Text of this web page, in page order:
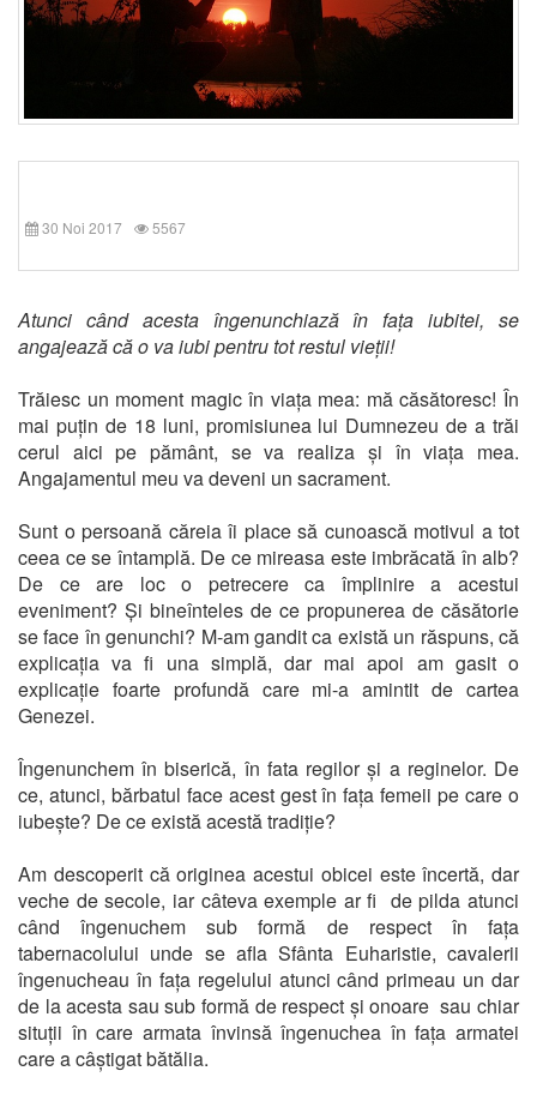
30 Noi 2017 5567
Atunci când acesta îngenunchiază în fața iubitei, se
angajează că o va iubi pentru tot restul vieții!
Trăiesc un moment magic în viața mea: mă căsătoresc! În
mai puțin de 18 luni, promisiunea lui Dumnezeu de a trăi
cerul aici pe pământ, se va realiza și în viața mea.
Angajamentul meu va deveni un sacrament.
Sunt o persoană căreia îi place să cunoască motivul a tot
ceea ce se întamplă. De ce mireasa este imbrăcată în alb?
De ce are loc o petrecere ca împlinire a acestui
eveniment? Și bineînteles de ce propunerea de căsătorie
se face în genunchi? M-am gandit ca există un răspuns, că
explicația va fi una simplă, dar mai apoi am gasit o
explicație foarte profundă care mi-a amintit de cartea
Genezei.
Îngenunchem în biserică, în fata regilor și a reginelor. De
ce, atunci, bărbatul face acest gest în fața femeii pe care o
iubește? De ce există acestă tradiție?
Am descoperit că originea acestui obicei este încertă, dar
veche de secole, iar câteva exemple ar fi de pilda atunci
când îngenuchem sub formă de respect în fața
tabernacolului unde se afla Sfânta Euharistie, cavalerii
îngenucheau în fața regelului atunci când primeau un dar
de la acesta sau sub formă de respect și onoare sau chiar
situții în care armata învinsă îngenuchea în fața armatei
care a câștigat bătălia.